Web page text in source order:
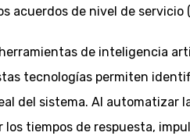
acuerdos de nivel de
de inteligencia
tecnologías permiten
del sistema. Al automatizar
los tiempos de respuesta,